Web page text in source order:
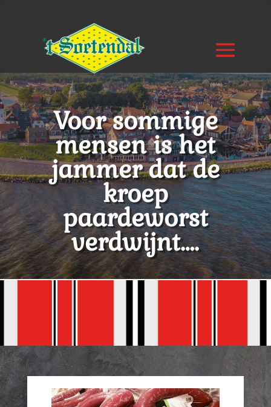
Voor sommige
mensen is het
jammer dat de
kroep
paardeworst
verdwijnt….